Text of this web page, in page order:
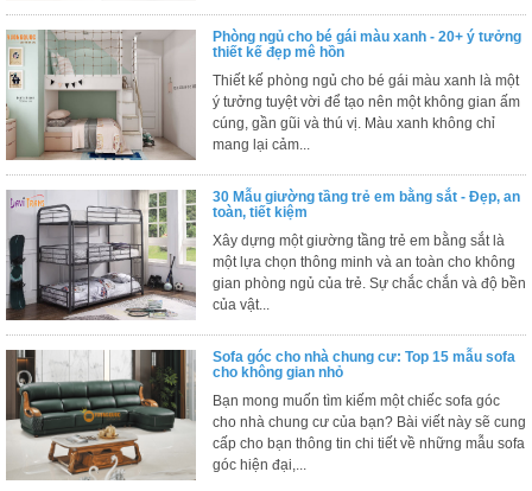
rượu,
Bàn
trà...
Nội
Thất
Phòng
Ngủ
Giường
ngủ, tủ
áo, bàn
trang
điểm
Thất
Phòng
Ăn
Bàn
ăn,
Phòng ngủ cho bé gái màu xanh - 20+ ý tưởng
thiết kế đẹp mê hồn
Thiết kế phòng ngủ cho bé gái màu xanh là một
ý tưởng tuyệt vời để tạo nên một không gian ấm
cúng, gần gũi và thú vị. Màu xanh không chỉ
mang lại cảm...
30 Mẫu giường tầng trẻ em bằng sắt - Đẹp, an
toàn, tiết kiệm
Xây dựng một giường tầng trẻ em bằng sắt là
một lựa chọn thông minh và an toàn cho không
gian phòng ngủ của trẻ. Sự chắc chắn và độ bền
của vật...
Sofa góc cho nhà chung cư: Top 15 mẫu sofa
cho không gian nhỏ
Bạn mong muốn tìm kiếm một chiếc sofa góc
cho nhà chung cư của bạn? Bài viết này sẽ cung
cấp cho bạn thông tin chi tiết về những mẫu sofa
góc hiện đại,...